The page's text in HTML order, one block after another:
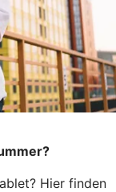
Hier finden